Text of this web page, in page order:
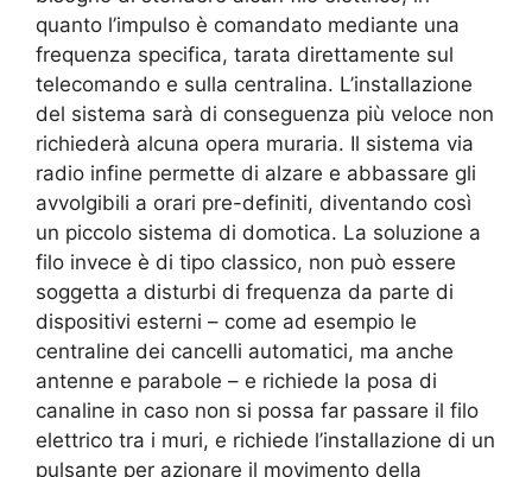
quanto l’impulso è comandato mediante una
frequenza specifica, tarata direttamente sul
telecomando e sulla centralina. L’installazione
del sistema sarà di conseguenza più veloce non
richiederà alcuna opera muraria. Il sistema via
radio infine permette di alzare e abbassare gli
avvolgibili a orari pre-definiti, diventando così
un piccolo sistema di domotica. La soluzione a
filo invece è di tipo classico, non può essere
soggetta a disturbi di frequenza da parte di
dispositivi esterni – come ad esempio le
centraline dei cancelli automatici, ma anche
antenne e parabole – e richiede la posa di
canaline in caso non si possa far passare il filo
elettrico tra i muri, e richiede l’installazione di un
pulsante per azionare il movimento della